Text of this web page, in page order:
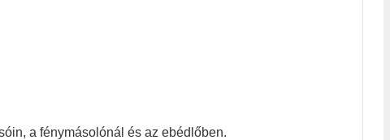
a fénymásolónál és az ebédlőben.